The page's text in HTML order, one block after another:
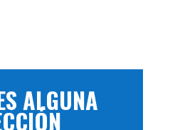
ALGUNA